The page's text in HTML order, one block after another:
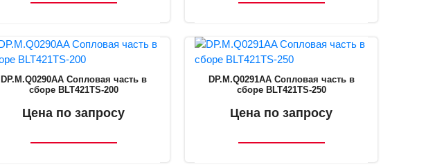
DP.M.Q0290AA Сопловая часть в
сборе BLT421TS-200
Цена по запросу
DP.M.Q0291AA Сопловая часть в
сборе BLT421TS-250
Цена по запросу